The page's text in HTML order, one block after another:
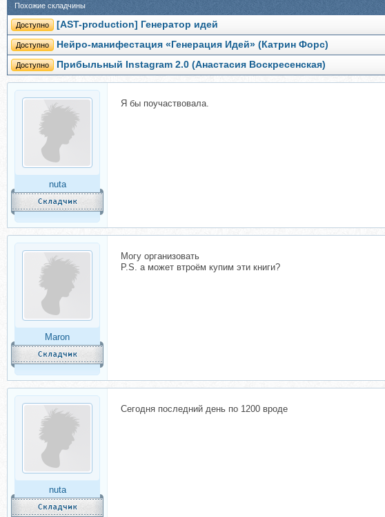
Похожие складчины
Доступно [AST-production] Генератор идей
Доступно Нейро-манифестация «Генерация Идей» (Катрин Форс)
Доступно Прибыльный Instagram 2.0 (Анастасия Воскресенская)
nuta
Я бы поучаствовала.
Maron
Могу организовать
P.S. а может втроём купим эти книги?
nuta
Сегодня последний день по 1200 вроде